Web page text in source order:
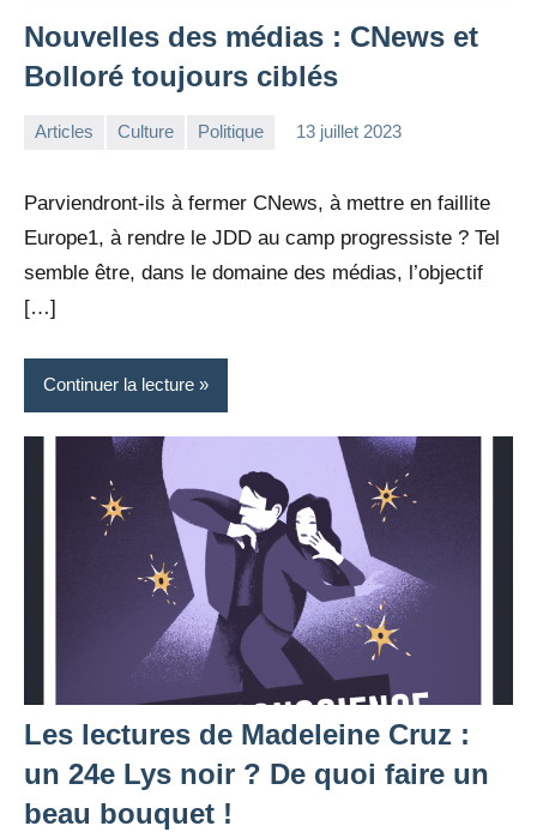
Nouvelles des médias : CNews et
Bolloré toujours ciblés
Articles Culture Politique 13 juillet 2023
Parviendront-ils à fermer CNews, à mettre en faillite
Europe1, à rendre le JDD au camp progressiste ? Tel
semble être, dans le domaine des médias, l’objectif
[…]
Continuer la lecture
Les lectures de Madeleine Cruz :
un 24e Lys noir ? De quoi faire un
beau bouquet !